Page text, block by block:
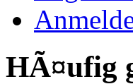
HÃ¤ufig